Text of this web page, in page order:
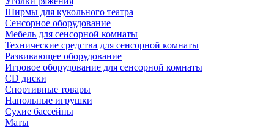
Ширмы для кукольного театра
Сенсорное оборудование
Мебель для сенсорной комнаты
Технические средства для сенсорной комнаты
Развивающее оборудование
Игровое оборудование для сенсорной комнаты
CD диски
Спортивные товары
Напольные игрушки
Сухие бассейны
Маты